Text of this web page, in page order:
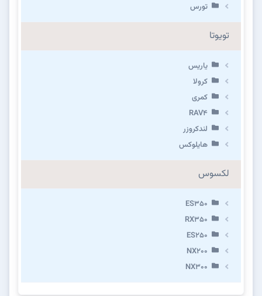
تورس
تویوتا
یاریس
کرولا
کمری
RAV4
لندکروزر
هایلوکس
لکسوس
ES350
RX350
ES250
NX200
NX300